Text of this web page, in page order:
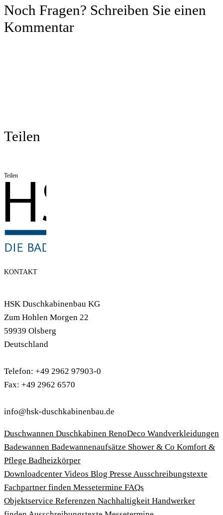
Noch Fragen? Schreiben Sie einen
Kommentar
Teilen
Teilen
KONTAKT
HSK Duschkabinenbau KG
Zum Hohlen Morgen 22
59939 Olsberg
Deutschland
Telefon: +49 2962 97903-0
Fax: +49 2962 6570
info@hsk-duschkabinenbau.de
Duschwannen Duschkabinen RenoDeco Wandverkleidungen
Badewannen Badewannenaufsätze Shower & Co Komfort &
Pflege Badheizkörper
Download­center Videos Blog Presse Ausschreibungstexte
Fachpartner finden Messetermine FAQs
Objektservice Referenzen Nachhaltigkeit Handwerker